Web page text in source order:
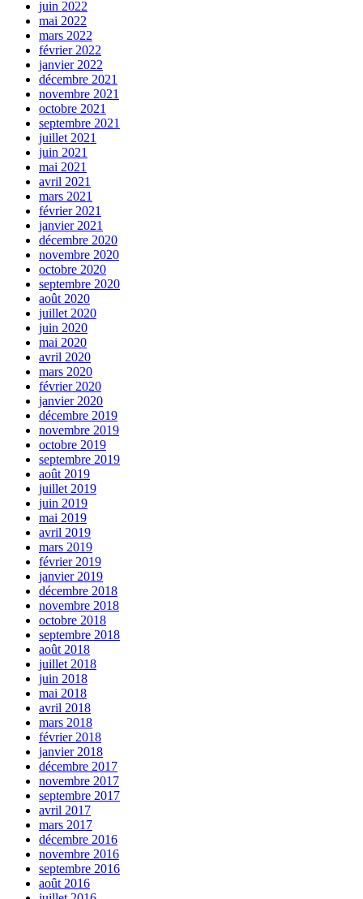
juin 2022
mai 2022
mars 2022
février 2022
janvier 2022
décembre 2021
novembre 2021
octobre 2021
septembre 2021
juillet 2021
juin 2021
mai 2021
avril 2021
mars 2021
février 2021
janvier 2021
décembre 2020
novembre 2020
octobre 2020
septembre 2020
août 2020
juillet 2020
juin 2020
mai 2020
avril 2020
mars 2020
février 2020
janvier 2020
décembre 2019
novembre 2019
octobre 2019
septembre 2019
août 2019
juillet 2019
juin 2019
mai 2019
avril 2019
mars 2019
février 2019
janvier 2019
décembre 2018
novembre 2018
octobre 2018
septembre 2018
août 2018
juillet 2018
juin 2018
mai 2018
avril 2018
mars 2018
février 2018
janvier 2018
décembre 2017
novembre 2017
septembre 2017
avril 2017
mars 2017
décembre 2016
novembre 2016
septembre 2016
août 2016